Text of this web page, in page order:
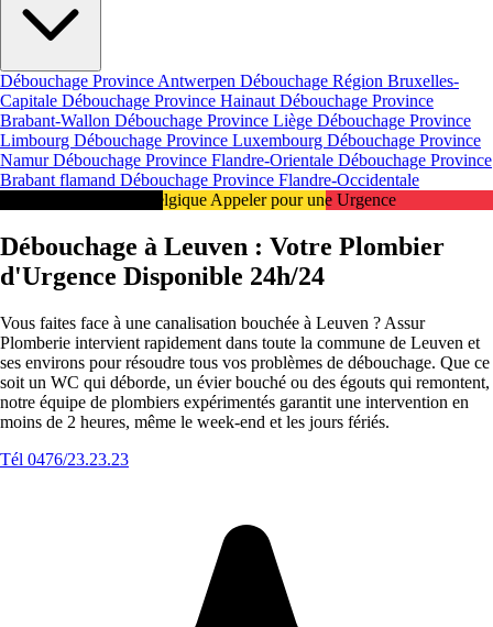
Débouchage Province Antwerpen Débouchage Région Bruxelles-
Capitale Débouchage Province Hainaut Débouchage Province
Brabant-Wallon Débouchage Province Liège Débouchage Province
Limbourg Débouchage Province Luxembourg Débouchage Province
NamurDébouchage Province Flandre-Orientale Débouchage Province
Brabant flamand Débouchage Province Flandre-Occidentale
Intervention 24/7 en Belgique Appeler pour une Urgence
Débouchage à Leuven : Votre Plombier
d'Urgence Disponible 24h/24
Vous faites face à une canalisation bouchée à Leuven ? Assur
Plomberie intervient rapidement dans toute la commune de Leuven et
ses environs pour résoudre tous vos problèmes de débouchage. Que ce
soit un WC qui déborde, un évier bouché ou des égouts qui remontent,
notre équipe de plombiers expérimentés garantit une intervention en
moins de 2 heures, même le week-end et les jours fériés.
Tél 0476/23.23.23